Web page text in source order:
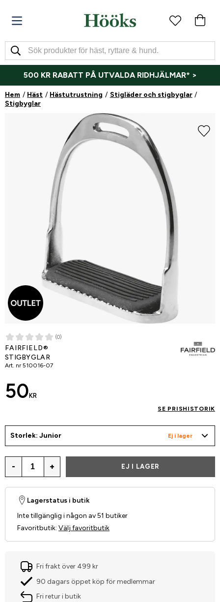
500 KR RABATT PÅ UTVALDA RIDHJÄLMAR* >
Hem Häst Hästutrustning
Stigläder och stigbyglar
Stigbyglar
(0)
FAIRFIELD®
STIGBYGLAR
Art. nr 510016-07
50 KR
SE PRISHISTORIK
Storlek: Junior Ej i lager
- + EJ I LAGER
Lagerstatus i butik
Inte tillgänglig i någon av 51 butiker
Favoritbutik: Välj favoritbutik
Fri frakt över 499 kr
90 dagars öppet köp för medlemmar
Fri retur i butik